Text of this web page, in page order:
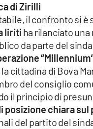
di Zirilli
il confronto si
Iiriti ha rilanciato
da parte del
cittadina di Bova
del consiglio
il principio di
posizione chiara
del partito del